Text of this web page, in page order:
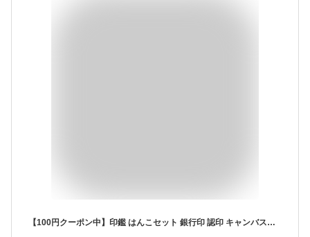
【100円クーポン中】印鑑 はんこセット 銀行印 認印 キャンバスチェック ケース付きセット ピンク 12mm アタリ付き 全3色 女性 子供 女の子 子ども 旧字 作成 実印 銀行印 認印 印鑑セット カラフル